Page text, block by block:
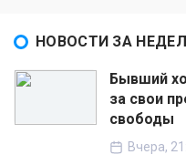
НОВОСТИ ЗА
Бывший
за свои
свободы
Вчера,